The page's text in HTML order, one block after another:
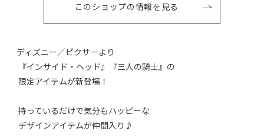
このショップの情報を見る
ディズニー／ピクサーより
『インサイド・ヘッド』『三人の騎士』の
限定アイテムが新登場！
持っているだけで気分もハッピーな
デザインアイテムが仲間入り♪